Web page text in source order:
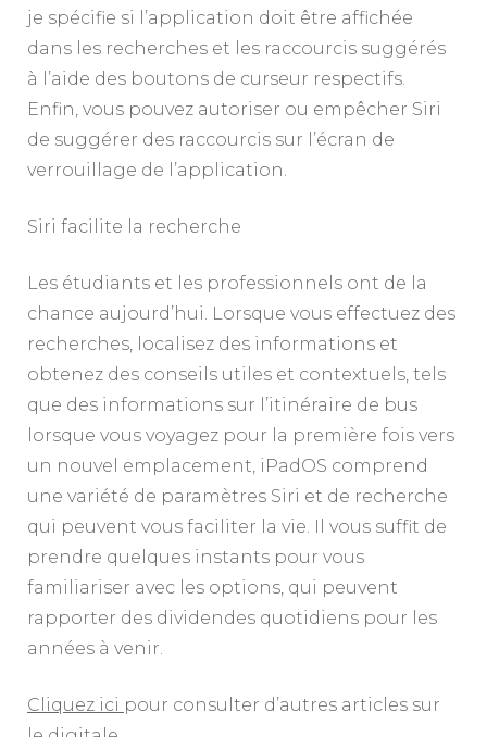
je spécifie si l’application doit être affichée
dans les recherches et les raccourcis suggérés
à l’aide des boutons de curseur respectifs.
Enfin, vous pouvez autoriser ou empêcher Siri
de suggérer des raccourcis sur l’écran de
verrouillage de l’application.
Siri facilite la recherche
Les étudiants et les professionnels ont de la
chance aujourd’hui. Lorsque vous effectuez des
recherches, localisez des informations et
obtenez des conseils utiles et contextuels, tels
que des informations sur l’itinéraire de bus
lorsque vous voyagez pour la première fois vers
un nouvel emplacement, iPadOS comprend
une variété de paramètres Siri et de recherche
qui peuvent vous faciliter la vie. Il vous suffit de
prendre quelques instants pour vous
familiariser avec les options, qui peuvent
rapporter des dividendes quotidiens pour les
années à venir.
Cliquez ici pour consulter d’autres articles sur